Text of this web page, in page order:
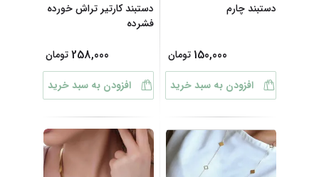
دستبند چارم
150,000 تومان
افزودن به سبد خرید
دستبند کارتیر تراش خورده
فشرده
258,000تومان
افزودن به سبد خرید